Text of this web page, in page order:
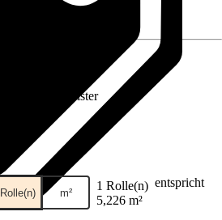
Vliestapetenkleister
Rolle(n) m² 1 Rolle(n) entspricht
5,226 m²